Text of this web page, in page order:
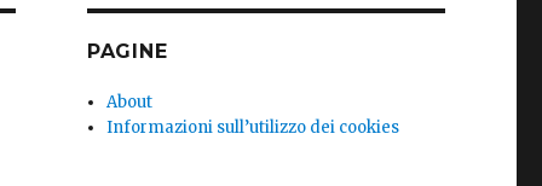
PAGINE
About
Informazioni sull’utilizzo dei cookies